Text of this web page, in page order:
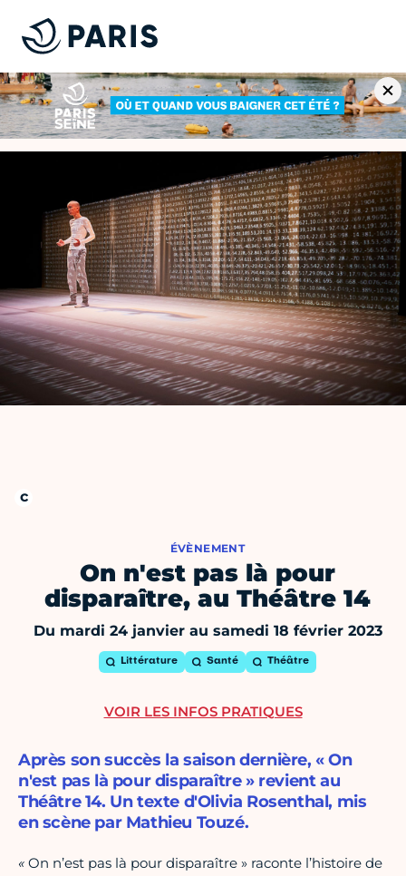
ÉVÈNEMENT
On n'est pas là pour
disparaître, au Théâtre 14
Du mardi 24 janvier au samedi 18 février 2023
Littérature Santé Théâtre
Après son succès la saison dernière, « On
n'est pas là pour disparaître » revient au
Théâtre 14. Un texte d'Olivia Rosenthal, mis
en scène par Mathieu Touzé.
« On n’est pas là pour disparaître » raconte l’histoire de
VOIR LES INFOS PRATIQUES